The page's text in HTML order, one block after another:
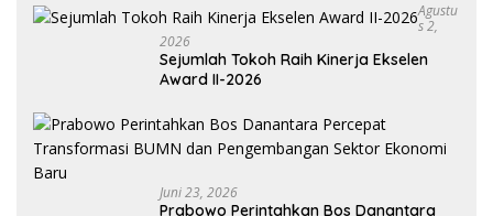
Agustu
S 2,
2026
Sejumlah Tokoh Raih Kinerja Ekselen
Award II-2026
Juni 23, 2026
Prabowo Perintahkan Bos Danantara